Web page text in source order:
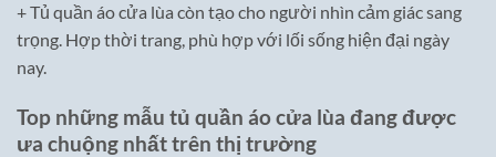
+ Tủ quần áo cửa lùa còn tạo cho người nhìn cảm giác sang
trọng. Hợp thời trang, phù hợp với lối sống hiện đại ngày
nay.
Top những mẫu tủ quần áo cửa lùa đang được
ưa chuộng nhất trên thị trường